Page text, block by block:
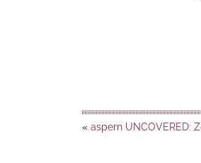
« aspern UNCOVERED: